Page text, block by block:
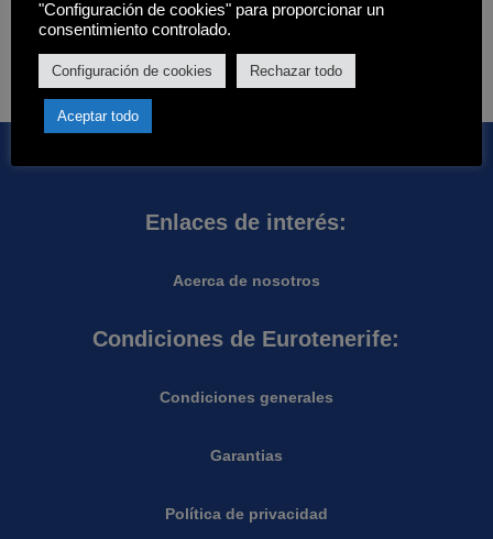
Disponibilidad
Hay existencias
Enlaces de interés:
Acerca de nosotros
Condiciones de Eurotenerife:
Condiciones generales
Garantias
Política de privacidad
"Configuración de cookies" para proporcionar un
consentimiento controlado.
Configuración de cookies Rechazar todo
Aceptar todo